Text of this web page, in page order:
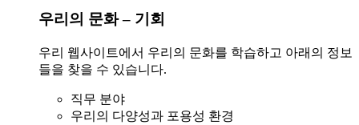
우리의 문화 – 기회
우리 웹사이트에서 우리의 문화를 학습하고 아래의 정보
들을 찾을 수 있습니다.
직무 분야
우리의 다양성과 포용성 환경